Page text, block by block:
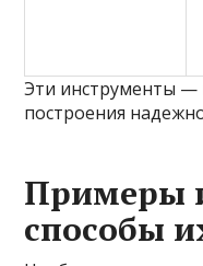
Эти инструменты —
построения
Примеры
способы